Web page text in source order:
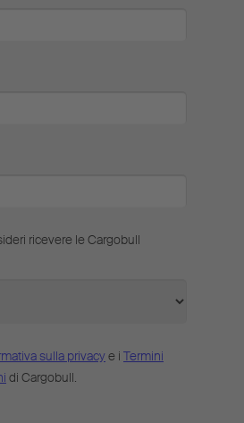
ricevere le Cargobull
sulla privacye i Termini
di Cargobull.